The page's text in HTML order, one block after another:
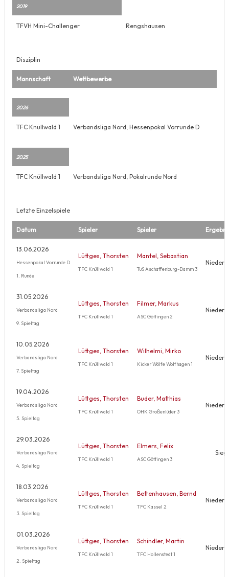
2019
TFVH Mini-Challenger Rengshausen
Disziplin
Mannschaft Wettbewerbe
2026
TFC Knüllwald 1 Verbandsliga Nord, Hessenpokal Vorrunde D
2025
TFC Knüllwald 1 Verbandsliga Nord, Pokalrunde Nord
Letzte Einzelspiele
Datum Spieler Spieler
13.06.2026
Hessenpokal Vorrunde D
1. Runde
Lüttges, Thorsten
TFC Knüllwald 1
Mantel, Sebastian
TuS Aschaffenburg-Damm 3
31.05.2026
Verbandsliga Nord
9. Spieltag
Lüttges, Thorsten
TFC Knüllwald 1
Filmer, Markus
ASC Göttingen 2
10.05.2026
Verbandsliga Nord
7. Spieltag
Lüttges, Thorsten
TFC Knüllwald 1
Wilhelmi, Mirko
Kicker Wölfe Wolfhagen 1
19.04.2026
Verbandsliga Nord
5. Spieltag
Lüttges, Thorsten
TFC Knüllwald 1
Buder, Matthias
OHK Großenlüder 3
29.03.2026
Verbandsliga Nord
4. Spieltag
Lüttges, Thorsten
TFC Knüllwald 1
Elmers, Felix
ASC Göttingen 3
Sieg
18.03.2026
Verbandsliga Nord
3. Spieltag
Lüttges, Thorsten
TFC Knüllwald 1
Bettenhausen, Bernd
TFC Kassel 2
01.03.2026
Verbandsliga Nord
2. Spieltag
Lüttges, Thorsten
TFC Knüllwald 1
Schindler, Martin
TFC Hollenstedt 1